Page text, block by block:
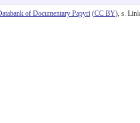
of Documentary Papyri (CC BY), s.